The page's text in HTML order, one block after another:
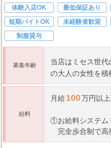
体験入店OK 最低保証あり
短期バイトOK
未経験者歓迎
制服貸与
募集年齢 当店はミセス世代
の大人の女性を積
給料
月給100万円以
①お給料システム
完全歩合制で高
５０％バック～